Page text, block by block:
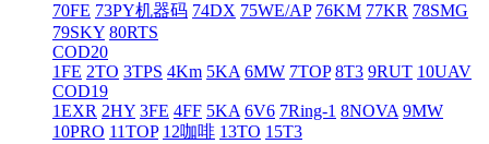
70FE 73PY机器码 74DX 75WE/AP 76KM 77KR 78SMG
79SKY 80RTS
COD20
1FE 2TO 3TPS 4Km 5KA 6MW 7TOP 8T3 9RUT 10UAV
COD19
1EXR 2HY 3FE 4FF 5KA 6V6 7Ring-1 8NOVA 9MW
10PRO 11TOP 12咖啡 13TO 15T3